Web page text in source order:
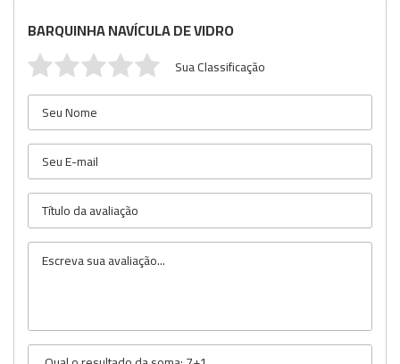
BARQUINHA NAVÍCULA DE VIDRO
Sua Classificação